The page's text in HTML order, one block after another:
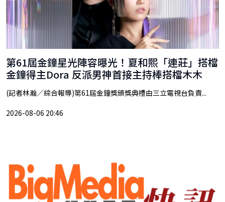
第61屆金鐘星光陣容曝光！夏和熙「連莊」搭檔
金鐘得主Dora 反派男神首接主持棒搭檔木木
(記者林瀚／綜合報導)第61屆金鐘獎頒獎典禮由三立電視台負責...
2026-08-06 20:46